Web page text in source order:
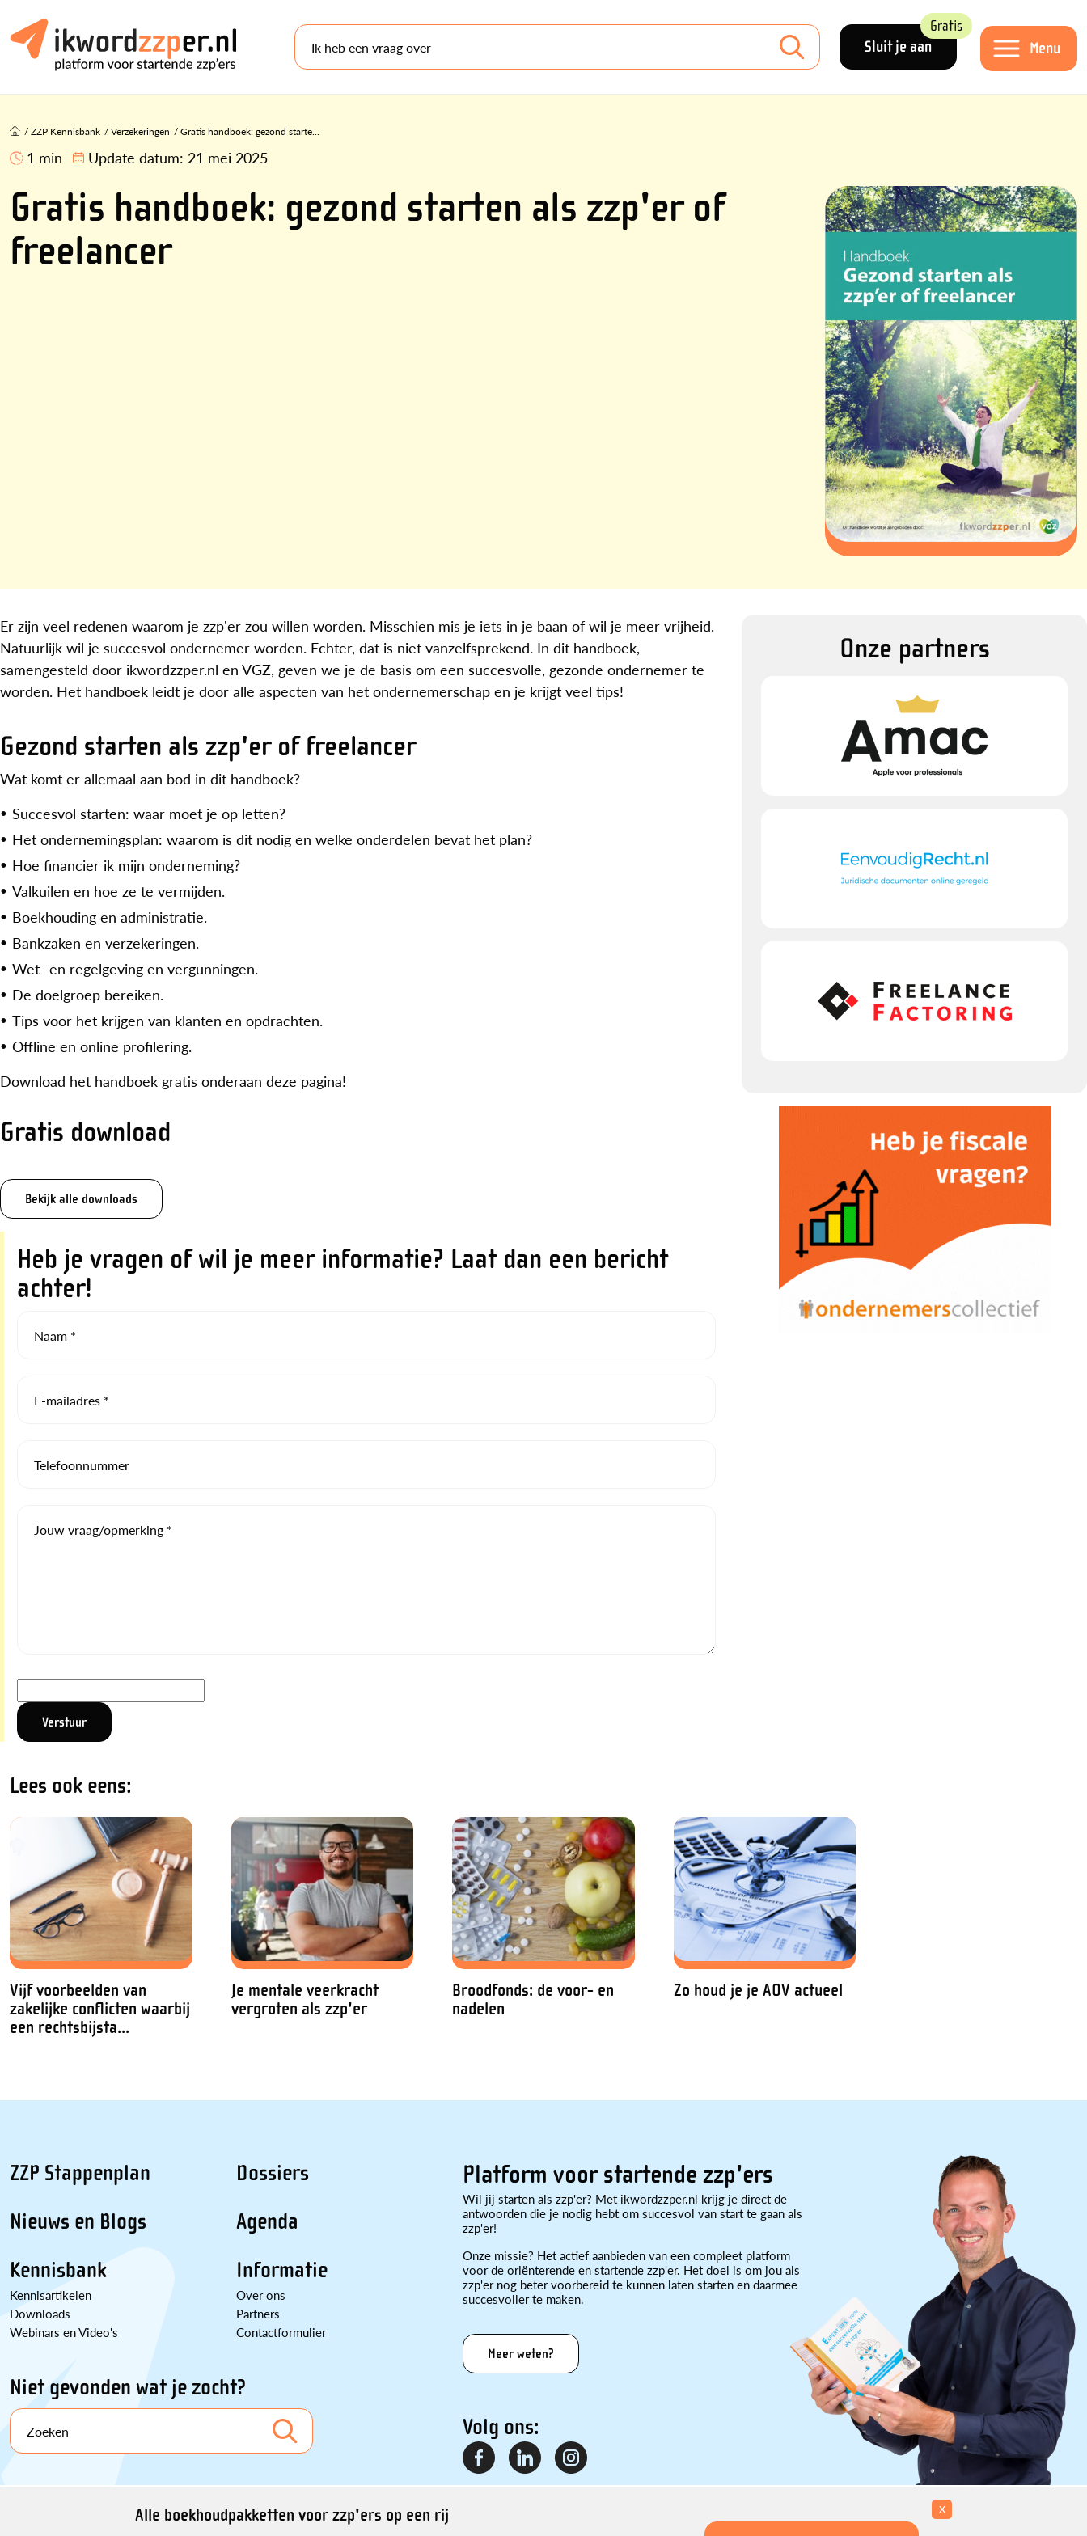
Sluit je aan
Gratis
Menu
Ik heb een vraag over
/ZZP Kennisbank /Verzekeringen /Gratis handboek: gezond starte...
1 min Update datum: 21 mei 2025
Gratis handboek: gezond starten als zzp'er of
freelancer
Er zijn veel redenen waarom je zzp'er zou willen worden. Misschien mis je iets in je baan of wil je meer vrijheid.
Natuurlijk wil je succesvol ondernemer worden. Echter, dat is niet vanzelfsprekend. In dit handboek,
samengesteld door ikwordzzper.nl en VGZ, geven we je de basis om een succesvolle, gezonde ondernemer te
worden. Het handboek leidt je door alle aspecten van het ondernemerschap en je krijgt veel tips!
Gezond starten als zzp'er of freelancer
Wat komt er allemaal aan bod in dit handboek?
Succesvol starten: waar moet je op letten?
Het ondernemingsplan: waarom is dit nodig en welke onderdelen bevat het plan?
Hoe financier ik mijn onderneming?
Valkuilen en hoe ze te vermijden.
Boekhouding en administratie.
Bankzaken en verzekeringen.
Wet- en regelgeving en vergunningen.
De doelgroep bereiken.
Tips voor het krijgen van klanten en opdrachten.
Offline en online profilering.
Download het handboek gratis onderaan deze pagina!
Gratis download
Bekijk alle downloads
Heb je vragen of wil je meer informatie? Laat dan een bericht
achter!
Naam *
E-mailadres *
Telefoonnummer
Jouw vraag/opmerking *
Onze partners
Lees ook eens:
Vijf voorbeelden van
zakelijke conflicten waarbij
een rechtsbijsta...
Je mentale veerkracht
vergroten als zzp'er
Broodfonds: de voor- en
nadelen
Zo houd je je AOV actueel
ZZP Stappenplan
Nieuws en Blogs
Kennisbank
Kennisartikelen
Downloads
Webinars en Video's
Dossiers
Agenda
Informatie
Over ons
Partners
Contactformulier
Niet gevonden wat je zocht?
Zoeken
Platform voor startende zzp'ers
Wil jij starten als zzp'er? Met ikwordzzper.nl krijg je direct de
antwoorden die je nodig hebt om succesvol van start te gaan als
zzp'er!
Onze missie? Het actief aanbieden van een compleet platform
voor de oriënterende en startende zzp'er. Het doel is om jou als
zzp'er nog beter voorbereid te kunnen laten starten en daarmee
succesvoller te maken.
Meer weten?
Volg ons:
Alle boekhoudpakketten voor zzp'ers op een rij
x